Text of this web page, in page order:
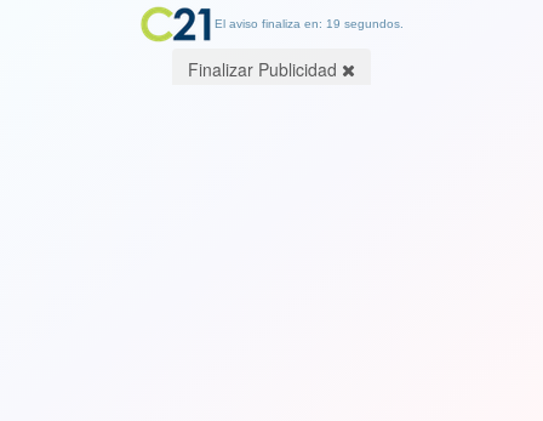
El aviso finaliza en: 19 segundos.
Finalizar Publicidad